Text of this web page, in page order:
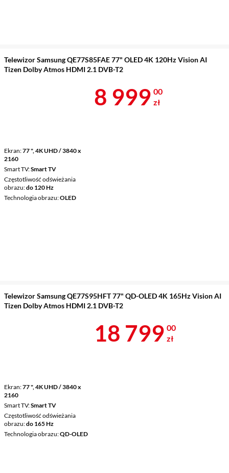
Telewizor Samsung QE77S85FAE 77" OLED 4K 120Hz Vision AI
Tizen Dolby Atmos HDMI 2.1 DVB-T2
Ekran 77 ", 4K UHD / 3840 x
2160
Smart TV Smart TV
Częstotliwość odświeżania
obrazu do 120 Hz
Technologia obrazu OLED
Cena 8 999 zł
8 999 00
zł
Telewizor Samsung QE77S95HFT 77" QD-OLED 4K 165Hz Vision AI
Tizen Dolby Atmos HDMI 2.1 DVB-T2
Ekran 77 ", 4K UHD / 3840 x
2160
Smart TV Smart TV
Częstotliwość odświeżania
obrazu do 165 Hz
Technologia obrazu QD-OLED
Cena 18 799
18 799 00
zł